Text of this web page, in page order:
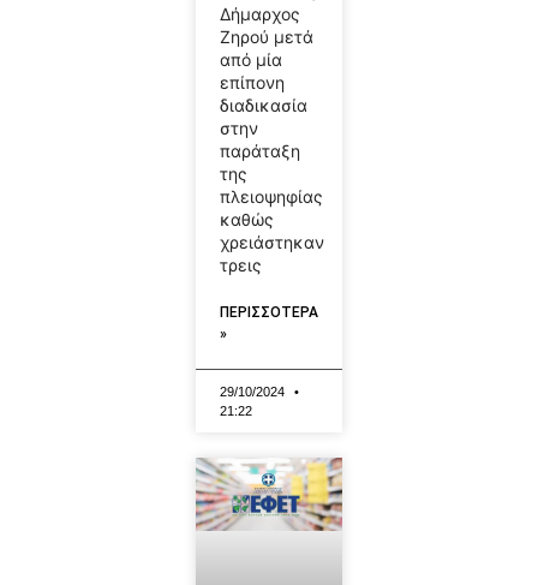
Δήμαρχος
Ζηρού μετά
από μία
επίπονη
διαδικασία
στην
παράταξη
της
πλειοψηφίας
καθώς
χρειάστηκαν
τρεις
ΠΕΡΙΣΣΟΤΕΡΑ
»
29/10/2024
21:22